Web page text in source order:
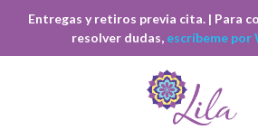
Entregas y retiros previa cita. | Para
resolver dudas, escríbeme por